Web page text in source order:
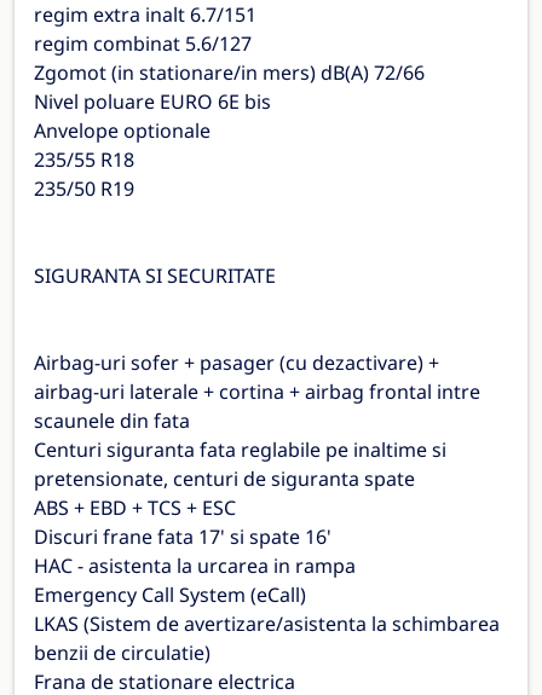
regim extra inalt 6.7/151
regim combinat 5.6/127
Zgomot (in stationare/in mers) dB(A) 72/66
Nivel poluare EURO 6E bis
Anvelope optionale
235/55 R18
235/50 R19
SIGURANTA SI SECURITATE
Airbag-uri sofer + pasager (cu dezactivare) +
airbag-uri laterale + cortina + airbag frontal intre
scaunele din fata
Centuri siguranta fata reglabile pe inaltime si
pretensionate, centuri de siguranta spate
ABS + EBD + TCS + ESC
Discuri frane fata 17' si spate 16'
HAC - asistenta la urcarea in rampa
Emergency Call System (eCall)
LKAS (Sistem de avertizare/asistenta la schimbarea
benzii de circulatie)
Frana de stationare electrica